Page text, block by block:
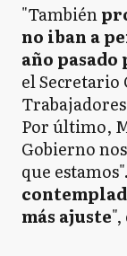
"También
no iban a
año
el Secretario
Trabajadores
Por último,
Gobierno
que
más ajuste